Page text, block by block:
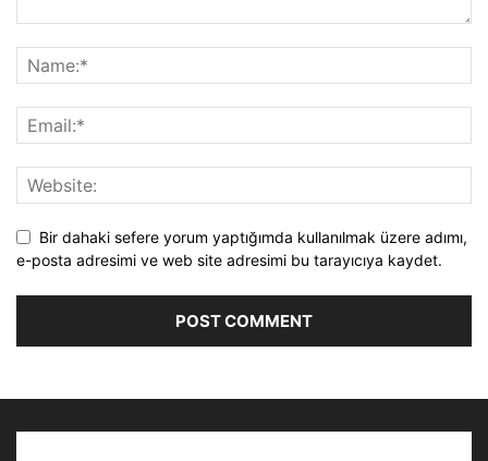
Bir dahaki sefere yorum yaptığımda kullanılmak üzere adımı,
e-posta adresimi ve web site adresimi bu tarayıcıya kaydet.